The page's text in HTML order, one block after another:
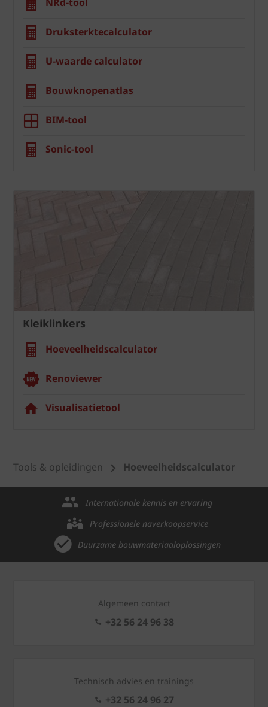
Druksterktecalculator
U-waarde calculator
Bouwknopenatlas
BIM-tool
Sonic-tool
Kleiklinkers
Hoeveelheidscalculator
Renoviewer
Visualisatietool
Tools & opleidingen Hoeveelheidscalculator
Internationale kennis en ervaring
Professionele naverkoopservice
Duurzame bouwmateriaaloplossingen
Algemeen contact
+32 56 24 96 38
Technisch advies en trainings
+32 56 24 96 27